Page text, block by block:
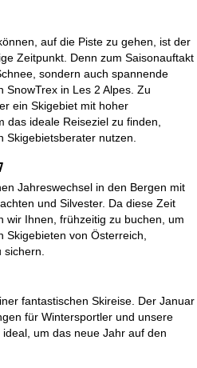
auf die Piste zu gehen, ist der
Zeitpunkt. Denn zum Saisonauftakt
sondern auch spannende
SnowTrex in Les 2 Alpes. Zu
ein Skigebiet mit hoher
das ideale Reiseziel zu finden,
Skigebietsberater nutzen.
Jahreswechsel in den Bergen mit
und Silvester. Da diese Zeit
wir Ihnen, frühzeitig zu buchen, um
Skigebieten von Österreich,
sichern.
fantastischen Skireise. Der Januar
für Wintersportler und unsere
um das neue Jahr auf den